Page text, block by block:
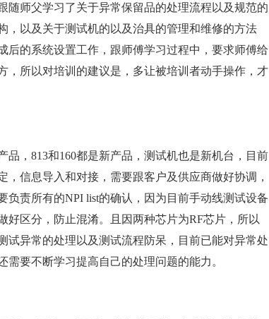
随师父学习了关于异常保留品的处理流程以及规范的
，以及关于测试机的以及治具的管理和维修的方法
后的系统设置工作，跟师傅学习过程中，要求师傅给
，所以对培训的建议是，多让被培训者动手操作，才
品，813和160都是新产品，测试机也是新机台，目前
信息导入和对接，需要跟客户及供应商做好协调，
责所有的NPI list的确认，因为目前手动线测试设备
区分，防止混淆。且因两种芯片为RF芯片，所以
试异常的处理以及测试流程防呆，目前已能对异常处
要不断学习提高自己的处理问题的能力。